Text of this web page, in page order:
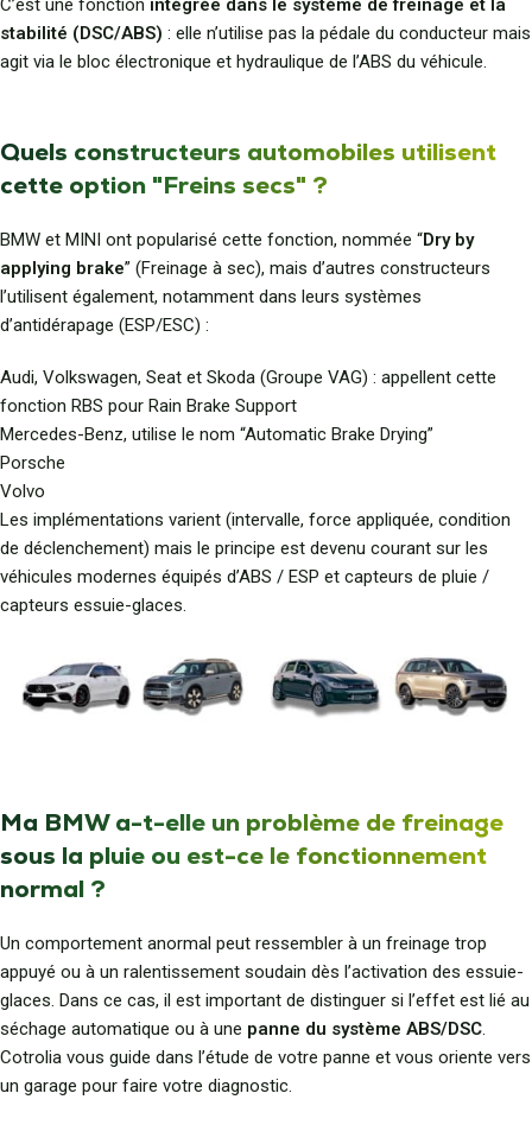
C’est une fonction intégrée dans le système de freinage et la
stabilité (DSC/ABS) : elle n’utilise pas la pédale du conducteur mais
agit via le bloc électronique et hydraulique de l’ABS du véhicule.
Quels constructeurs automobiles utilisent
cette option "Freins secs" ?
BMW et MINI ont popularisé cette fonction, nommée “Dry by
applying brake” (Freinage à sec), mais d’autres constructeurs
l’utilisent également, notamment dans leurs systèmes
d’antidérapage (ESP/ESC) :
Audi, Volkswagen, Seat et Skoda (Groupe VAG) : appellent cette
fonction RBS pour Rain Brake Support
Mercedes-Benz, utilise le nom “Automatic Brake Drying”
Porsche
Volvo
Les implémentations varient (intervalle, force appliquée, condition
de déclenchement) mais le principe est devenu courant sur les
véhicules modernes équipés d’ABS / ESP et capteurs de pluie /
capteurs essuie-glaces.
Ma BMW a-t-elle un problème de freinage
sous la pluie ou est-ce le fonctionnement
normal ?
Un comportement anormal peut ressembler à un freinage trop
appuyé ou à un ralentissement soudain dès l’activation des essuie-
glaces. Dans ce cas, il est important de distinguer si l’effet est lié au
séchage automatique ou à une panne du système ABS/DSC.
Cotrolia vous guide dans l’étude de votre panne et vous oriente vers
un garage pour faire votre diagnostic.